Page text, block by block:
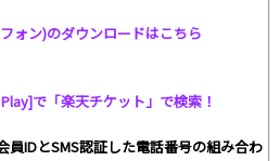
ォン)のダウンロードはこちら
で「楽天チケット」で検索！
IDとSMS認証した電話番号の組み合わ